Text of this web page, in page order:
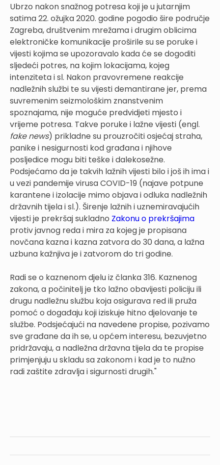
Ubrzo nakon snažnog potresa koji je u jutarnjim
satima 22. ožujka 2020. godine pogodio šire područje
Zagreba, društvenim mrežama i drugim oblicima
elektroničke komunikacije proširile su se poruke i
vijesti kojima se upozoravalo kada će se dogoditi
sljedeći potres, na kojim lokacijama, kojeg
intenziteta i sl. Nakon pravovremene reakcije
nadležnih službi te su vijesti demantirane jer, prema
suvremenim seizmološkim znanstvenim
spoznajama, nije moguće predvidjeti mjesto i
vrijeme potresa. Takve poruke i lažne vijesti (engl.
fake news) prikladne su prouzročiti osjećaj straha,
panike i nesigurnosti kod građana i njihove
posljedice mogu biti teške i dalekosežne.
Podsjećamo da je takvih lažnih vijesti bilo i još ih ima i
u vezi pandemije virusa COVID-19 (najave potpune
karantene i izolacije mimo objava i odluka nadležnih
državnih tijela i sl.). Širenje lažnih i uznemiravajućih
vijesti je prekršaj sukladno Zakonu o prekršajima
protiv javnog reda i mira za kojeg je propisana
novčana kazna i kazna zatvora do 30 dana, a lažna
uzbuna kažnjiva je i zatvorom do tri godine.
Radi se o kaznenom djelu iz članka 316. Kaznenog
zakona, a počinitelj je tko lažno obavijesti policiju ili
drugu nadležnu službu koja osigurava red ili pruža
pomoć o događaju koji iziskuje hitno djelovanje te
službe. Podsjećajući na navedene propise, pozivamo
sve građane da ih se, u općem interesu, bezuvjetno
pridržavaju, a nadležna državna tijela da te propise
primjenjuju u skladu sa zakonom i kad je to nužno
radi zaštite zdravlja i sigurnosti drugih."